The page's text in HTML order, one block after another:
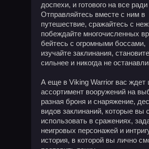
доспехи, и готового на все
Отправляйтесь вместе с ним в
путешествие, сражайтесь с
побеждайте многочисленных
бейтесь с огромными боссами,
изучайте заклинания,
сильнее и никогда не
А еще в Viking Warrior вас ждет
ассортимент вооружений на
разная броня и снаряжение,
видов заклинаний, которые вы
использовать в сражениях,
неигровых персонажей и
история, в которой вы лично